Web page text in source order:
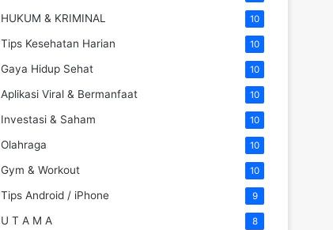
HUKUM & KRIMINAL 10
Tips Kesehatan Harian 10
Gaya Hidup Sehat 10
Aplikasi Viral & Bermanfaat 10
Investasi & Saham 10
Olahraga 10
Gym & Workout 10
Tips Android / iPhone 9
U T A M A 8